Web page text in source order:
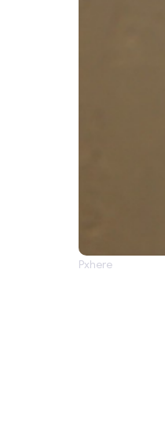
Pxhere